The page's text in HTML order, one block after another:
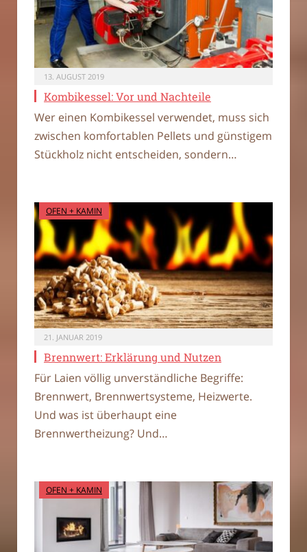
13. AUGUST 2019
Kombikessel: Vor und Nachteile
Wer einen Kombikessel verwendet, muss sich
zwischen komfortablen Pellets und günstigem
Stückholz nicht entscheiden, sondern…
OFEN + KAMIN
21. JANUAR 2019
Brennwert: Erklärung und Nutzen
Für Laien völlig unverständliche Begriffe:
Brennwert, Brennwertsysteme, Heizwerte.
Und was ist überhaupt eine
Brennwertheizung? Und…
OFEN + KAMIN